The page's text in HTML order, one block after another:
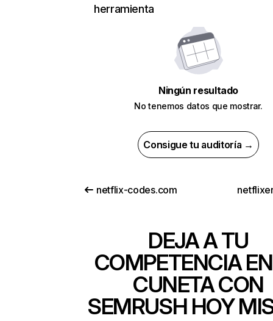
herramienta
Ningún resultado
No tenemos datos que mostrar.
Consigue tu auditoría →
netflix-codes.com
DEJA A TU
COMPETENCIA
CUNETA CON
SEMRUSH HOY